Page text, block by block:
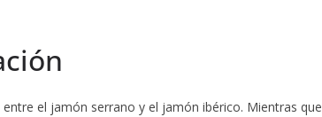
el jamón serrano y el jamón ibérico. Mientras